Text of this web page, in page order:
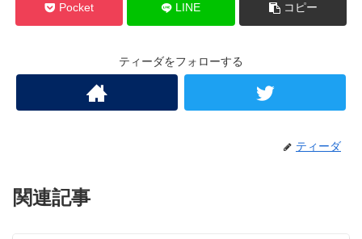
Pocket LINE コピー
ティーダをフォローする
ティーダ
関連記事